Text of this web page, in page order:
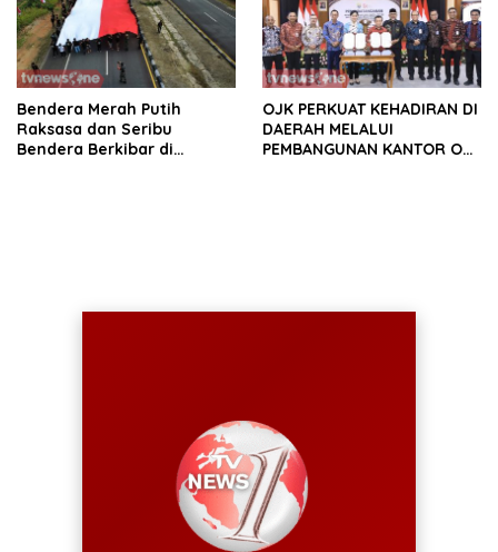
Bendera Merah Putih
Raksasa dan Seribu
Bendera Berkibar di
OJK PERKUAT KEHADIRAN DI
DAERAH MELALUI
PEMBANGUNAN KANTOR OJK